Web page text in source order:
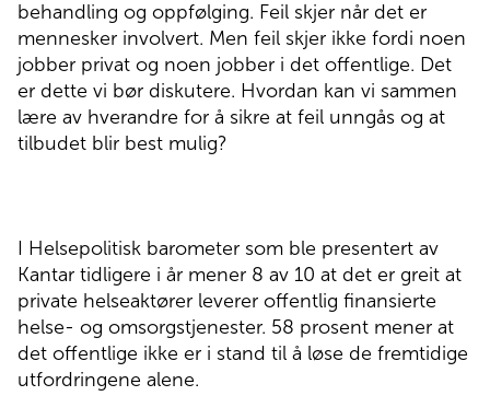
behandling og oppfølging. Feil skjer når det er
mennesker involvert. Men feil skjer ikke fordi noen
jobber privat og noen jobber i det offentlige. Det
er dette vi bør diskutere. Hvordan kan vi sammen
lære av hverandre for å sikre at feil unngås og at
tilbudet blir best mulig?
Helsepolitisk barometer som ble presentert av
Kantar tidligere i år mener 8 av 10 at det er greit at
private helseaktører leverer offentlig finansierte
helse- og omsorgstjenester. 58 prosent mener at
det offentlige ikke er i stand til å løse de fremtidige
utfordringene alene.